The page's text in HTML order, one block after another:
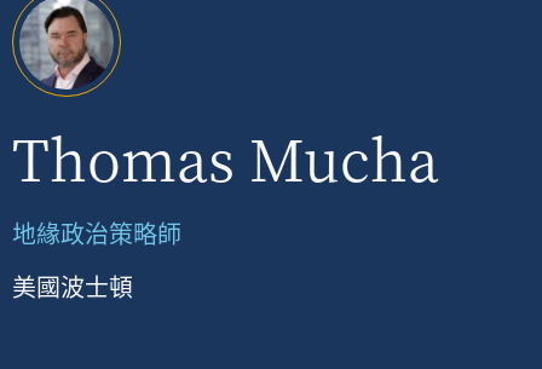
Thomas Mucha
地緣政治策略師
美國波士頓